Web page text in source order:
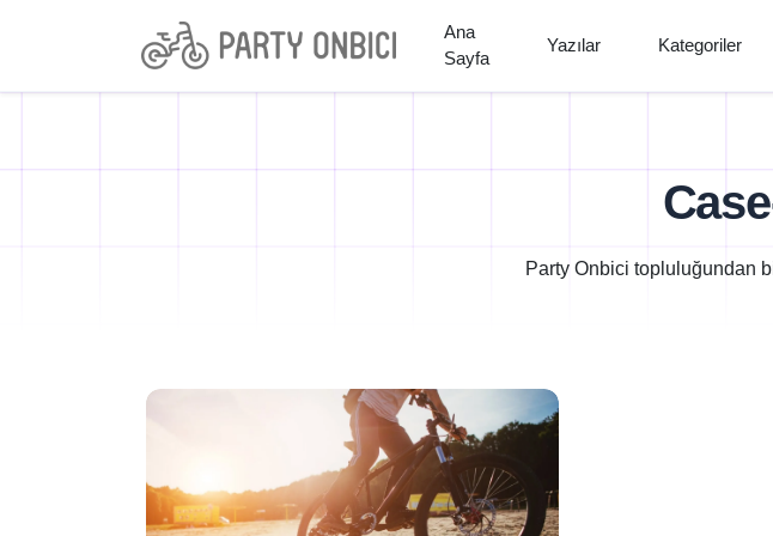
Ana
Sayfa
Yazılar Kategoriler
Party Onbici topluluğundan